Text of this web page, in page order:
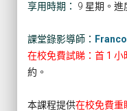
享用時期： 9 星期。進
課堂錄影導師： Franco
在校免費試睇：首 1 小
約。
本課程提供在校免費重